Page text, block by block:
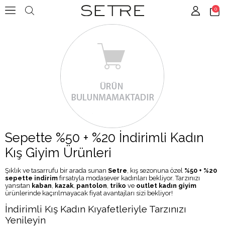
0
Sepette %50 + %20 İndirimli Kadın
Kış Giyim Ürünleri
Şıklık ve tasarrufu bir arada sunan Setre , kış sezonuna özel %50 + %20
sepette indirim fırsatıyla modasever kadınları bekliyor. Tarzınızı
yansıtan kaban kazak pantolon triko ve outlet kadın giyim
ürünlerinde kaçırılmayacak fiyat avantajları sizi bekliyor!
İndirimli Kış Kadın Kıyafetleriyle Tarzınızı
Yenileyin